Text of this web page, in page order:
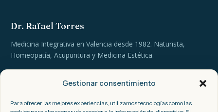
Gestionar consentimiento
Para ofrecer las mejores experiencias, utilizamos tecnologías como las
Dr. Rafael Torres
Medicina Integrativa en Valencia desde 1982. Naturista,
Homeopatía, Acupuntura y Medicina Estética.
Av. Primado Reig 96, Entresuelo A